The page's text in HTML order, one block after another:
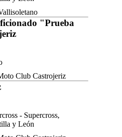
"Prueba
Club Castrojeriz
- Supercross,
y León